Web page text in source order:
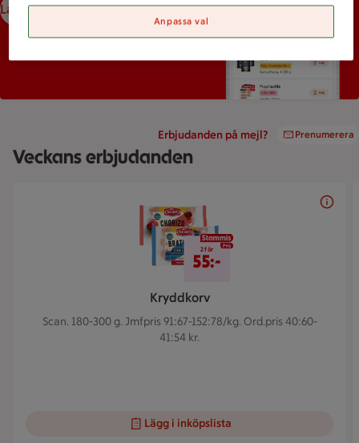
Ladda ned ICA-appen
Erbjudanden på mejl? Prenumerera
Veckans erbjudanden
Bildspel med 5 bilder.
Kryddkorv
Scan. 180-300 g. Jmfpris 91:67-152:78/kg. Ord.pris 40:60-
41:54 kr.
2 för 55 kr
2 för
55:-
Lägg i inköpslista
Anpassa val